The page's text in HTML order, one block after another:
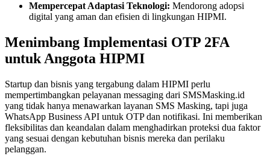
Mempercepat Adaptasi Teknologi: Mendorong adopsi
digital yang aman dan efisien di lingkungan HIPMI.
Menimbang Implementasi OTP 2FA
untuk Anggota HIPMI
Startup dan bisnis yang tergabung dalam HIPMI perlu
mempertimbangkan pelayanan messaging dari SMSMasking.id
yang tidak hanya menawarkan layanan SMS Masking, tapi juga
WhatsApp Business API untuk OTP dan notifikasi. Ini memberikan
fleksibilitas dan keandalan dalam menghadirkan proteksi dua faktor
yang sesuai dengan kebutuhan bisnis mereka dan perilaku
pelanggan.